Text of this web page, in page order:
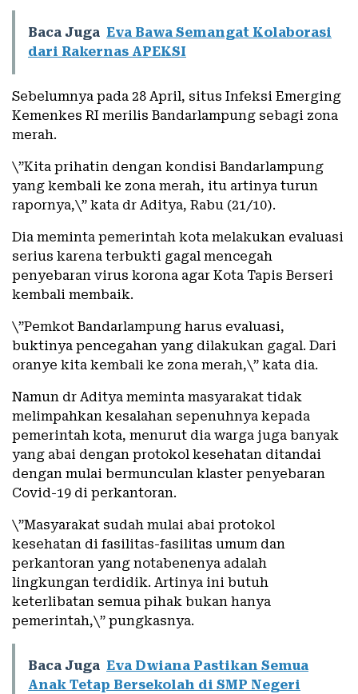
Baca Juga Eva Bawa Semangat Kolaborasi
dari Rakernas APEKSI
Sebelumnya pada 28 April, situs Infeksi Emerging
Kemenkes RI merilis Bandarlampung sebagi zona
merah.
\”Kita prihatin dengan kondisi Bandarlampung
yang kembali ke zona merah, itu artinya turun
rapornya,\” kata dr Aditya, Rabu (21/10).
Dia meminta pemerintah kota melakukan evaluasi
serius karena terbukti gagal mencegah
penyebaran virus korona agar Kota Tapis Berseri
kembali membaik.
\”Pemkot Bandarlampung harus evaluasi,
buktinya pencegahan yang dilakukan gagal. Dari
oranye kita kembali ke zona merah,\” kata dia.
Namun dr Aditya meminta masyarakat tidak
melimpahkan kesalahan sepenuhnya kepada
pemerintah kota, menurut dia warga juga banyak
yang abai dengan protokol kesehatan ditandai
dengan mulai bermunculan klaster penyebaran
Covid-19 di perkantoran.
\”Masyarakat sudah mulai abai protokol
kesehatan di fasilitas-fasilitas umum dan
perkantoran yang notabenenya adalah
lingkungan terdidik. Artinya ini butuh
keterlibatan semua pihak bukan hanya
pemerintah,\” pungkasnya.
Baca Juga Eva Dwiana Pastikan Semua
Anak Tetap Bersekolah di SMP Negeri